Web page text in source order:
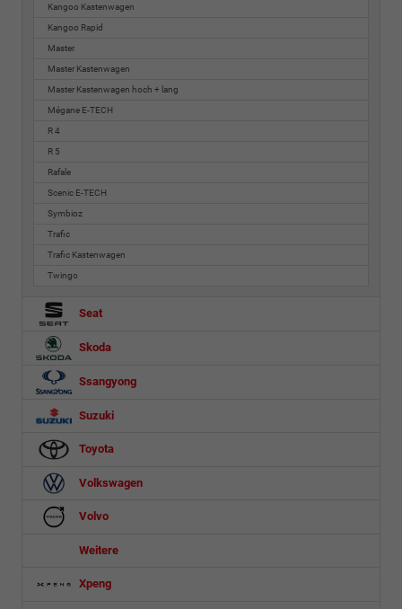
Kangoo Kastenwagen
Kangoo Rapid
Master
Master Kastenwagen
Master Kastenwagen hoch + lang
Mégane E-TECH
R 4
R 5
Rafale
Scenic E-TECH
Symbioz
Trafic
Trafic Kastenwagen
Twingo
Seat
Skoda
Ssangyong
Suzuki
Toyota
Volkswagen
Volvo
Weitere
Xpeng